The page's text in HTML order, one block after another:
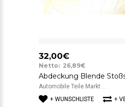
32,00€
Netto: 26,89€
Automobile Teile Markt ..
+ WUNSCHLISTE
+